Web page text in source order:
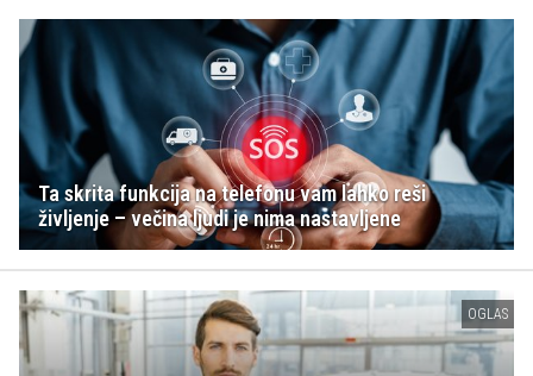
Ta skrita funkcija na telefonu vam lahko reši
življenje – večina ljudi je nima nastavljene
OGLAS